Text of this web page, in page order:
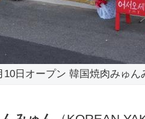
10日オープン 韓国焼肉みゅん